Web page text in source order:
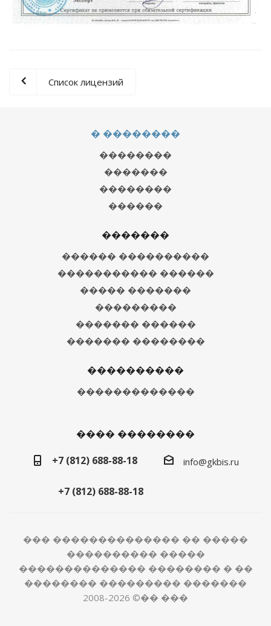
Список лицензий
� ��������
��������
�������
��������
������
�������
������ ����������
����������� ������
����� �������
���������
������� ������
������� ��������
����������
�������������
���� ��������
+7 (812) 688-88-18
+7 (812) 688-88-18
info@gkbis.ru
��� �������������� �� �����
���������� �����
�������������� �������� � ��
�������� ��������� �������
2008-2026 ©�� ���